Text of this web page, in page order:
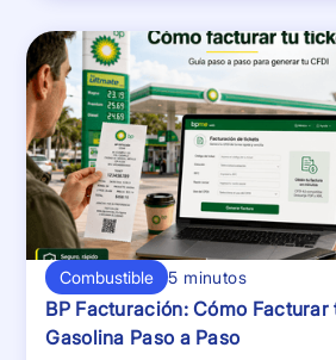
Combustible 5 minutos
BP Facturación: Cómo
Gasolina Paso a Paso